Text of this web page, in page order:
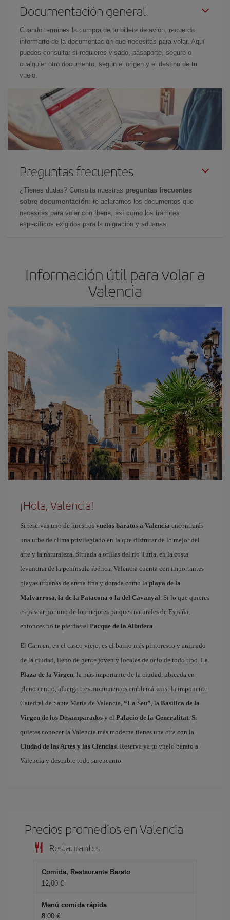
Documentación general
Cuando termines la compra de tu billete de avión, recuerda
informarte de la documentación que necesitas para volar. Aquí
puedes consultar si requieres visado, pasaporte, seguro o
cualquier otro documento, según el origen y el destino de tu
vuelo.
Preguntas frecuentes
¿Tienes dudas? Consulta nuestras preguntas frecuentes
sobre documentación: te aclaramos los documentos que
necesitas para volar con Iberia, así como los trámites
específicos exigidos para la migración y aduanas.
Información útil para volar a
Valencia
¡Hola, Valencia!
Si reservas uno de nuestros vuelos baratos a Valencia encontrarás
una urbe de clima privilegiado en la que disfrutar de lo mejor del
arte y la naturaleza. Situada a orillas del río Turia, en la costa
levantina de la península ibérica, Valencia cuenta con importantes
playas urbanas de arena fina y dorada como la playa de la
Malvarrosa, la de la Patacona o la del Cavanyal. Si lo que quieres
es pasear por uno de los mejores parques naturales de España,
entonces no te pierdas el Parque de la Albufera.
El Carmen, en el casco viejo, es el barrio más pintoresco y animado
de la ciudad, lleno de gente joven y locales de ocio de todo tipo. La
Plaza de la Virgen, la más importante de la ciudad, ubicada en
pleno centro, alberga tres monumentos emblemáticos: la imponente
Catedral de Santa María de Valencia, “La Seu”, la Basílica de la
Virgen de los Desamparados y el Palacio de la Generalitat. Si
quieres conocer la Valencia más moderna tienes una cita con la
Ciudad de las Artes y las Ciencias. Reserva ya tu vuelo barato a
Valencia y descubre todo su encanto.
Precios promedios en Valencia
Restaurantes
Comida, Restaurante Barato
12,00 €
Menú comida rápida
8,00 €